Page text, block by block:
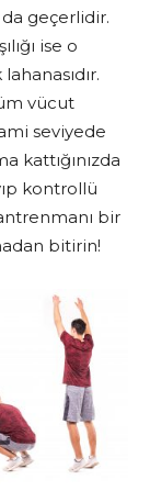
geçerlidir.
ise o
vücut
seviyede
kattığınızda
kontrollü
bir
bitirin!